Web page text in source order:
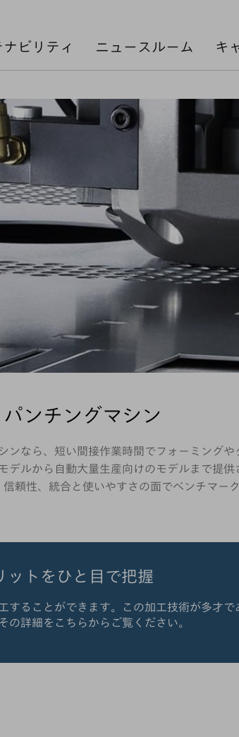
ビリティ ニュースルーム キ
パンチングマシン
なら、短い間接作業時間でフォーミング
ルから自動大量生産向けのモデルまで提
頼性、統合と使いやすさの面でベンチマー
ットをひと目で把握
することができます。この加工技術が多才で
詳細をこちらからご覧ください。